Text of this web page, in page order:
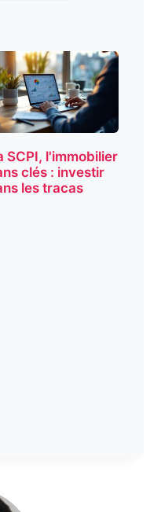
SCPI, l'immobilier
clés : investir
les tracas